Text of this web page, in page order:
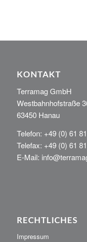
KONTAKT
Terramag GmbH
Westbahnhofstraße
63450 Hanau
Telefon: +49 (0) 61
Telefax: +49 (0) 61
E-Mail:
RECHTLICHES
Impressum